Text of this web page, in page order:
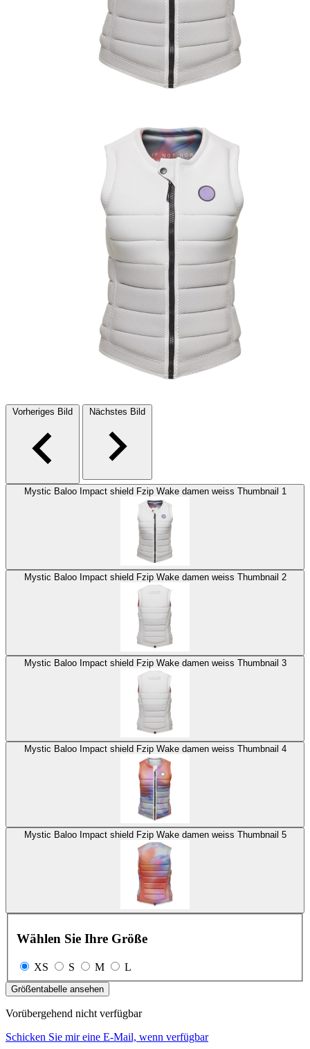
Vorheriges Bild Nächstes Bild
Mystic Baloo Impact shield Fzip Wake damen weiss Thumbnail 1
Mystic Baloo Impact shield Fzip Wake damen weiss Thumbnail 2
Mystic Baloo Impact shield Fzip Wake damen weiss Thumbnail 3
Mystic Baloo Impact shield Fzip Wake damen weiss Thumbnail 4
Mystic Baloo Impact shield Fzip Wake damen weiss Thumbnail 5
Wählen Sie Ihre Größe
XS S M L
Größentabelle ansehen
Vorübergehend nicht verfügbar
Schicken Sie mir eine E-Mail, wenn verfügbar